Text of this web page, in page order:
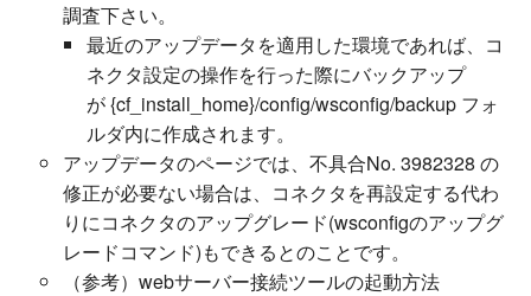
調査下さい。
最近のアップデータを適用した環境であれば、コ
ネクタ設定の操作を行った際にバックアップ
が {cf_install_home}/config/wsconfig/backup フォ
ルダ内に作成されます。
アップデータのページでは、 不具合No. 3982328 の
修正が必要ない場合は、コネクタを再設定する代わ
りにコネクタのアップグレード(wsconfigのアップグ
レードコマンド)もできるとのことです。
（参考）webサーバー接続ツールの起動方法